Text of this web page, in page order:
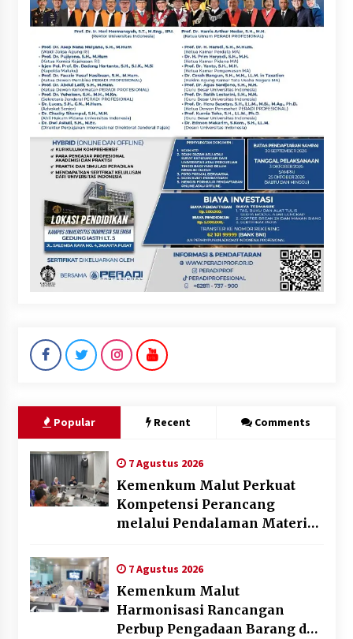
Popular Recent Comments
7 Agustus 2026
Kemenkum Malut Perkuat
Kompetensi Perancang
melalui Pendalaman Materi
Daerah
7 Agustus 2026
Kemenkum Malut
Harmonisasi Rancangan
Perbup Pengadaan Barang dan